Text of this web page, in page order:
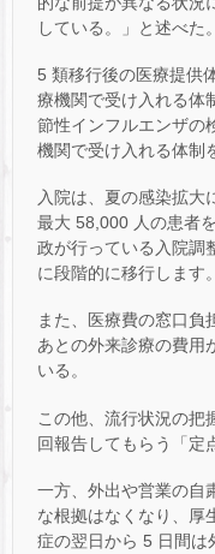
している。」と述べた。
5 類移行後の医療提供
療機関で受け入れる体
節性インフルエンザの
機関で受け入れる体制
入院は、夏の感染拡大
最大 58,000 人の患者
政が行っている入院調
に段階的に移行します。
また、医療費の窓口負
あとの外来診療の費用
いる。
この他、流行状況の把
回報告してもらう「定
一方、外出や営業の自
な根拠はなくなり、厚
症の翌日から 5 日間は